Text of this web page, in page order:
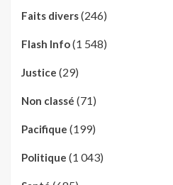
Faits divers(246)
Flash Info(1 548)
Justice (29)
Non classé (71)
Pacifique (199)
Politique (1 043)